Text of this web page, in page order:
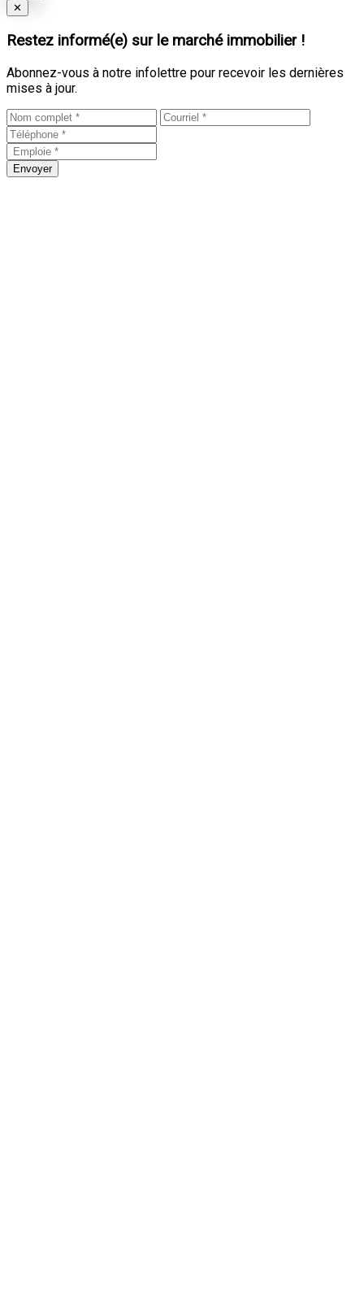
Close
✕
Restez informé(e) sur le marché immobilier !
Abonnez-vous à notre infolettre pour recevoir les dernières
mises à jour.
Envoyer